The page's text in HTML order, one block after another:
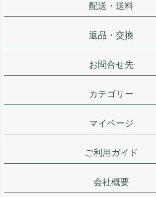
配送・送料
返品・交換
お問合せ先
カテゴリー
マイページ
ご利用ガイド
会社概要